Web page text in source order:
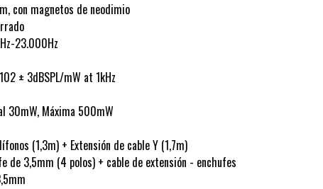
con magnetos de neodimio
23.000Hz
± 3dBSPL/mW at 1kHz
30mW, Máxima 500mW
(1,3m) + Extensión de cable Y (1,7m)
de 3,5mm (4 polos) + cable de extensión - enchufes